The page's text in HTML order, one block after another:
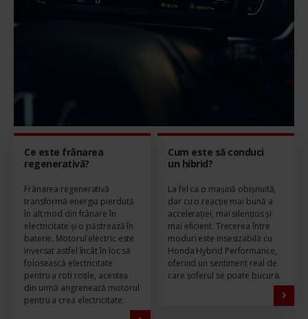
Ce este frânarea
regenerativă?
Frânarea regenerativă
transformă energia pierdută
în alt mod din frânare în
electricitate și o păstrează în
baterie. Motorul electric este
inversat astfel încât în loc să
folosească electricitate
pentru a roti roțile, acestea
din urmă angrenează motorul
pentru a crea electricitate.
Cum este să conduci
un hibrid?
La fel ca o mașină obișnuită,
dar cu o reacție mai bună a
accelerației, mai silențios și
mai eficient. Trecerea între
moduri este insesizabilă cu
Honda Hybrid Performance,
oferind un sentiment real de
care șoferul se poate bucura.